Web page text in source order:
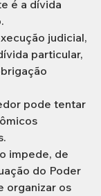
é a dívida
judicial,
particular,
pode tentar
impede, de
do Poder
organizar os